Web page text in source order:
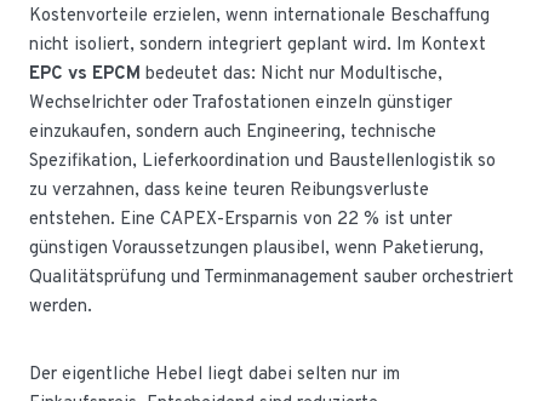
Kostenvorteile erzielen, wenn internationale Beschaffung
nicht isoliert, sondern integriert geplant wird. Im Kontext
EPC vs EPCM bedeutet das: Nicht nur Modultische,
Wechselrichter oder Trafostationen einzeln günstiger
einzukaufen, sondern auch Engineering, technische
Spezifikation, Lieferkoordination und Baustellenlogistik so
zu verzahnen, dass keine teuren Reibungsverluste
entstehen. Eine CAPEX-Ersparnis von 22 % ist unter
günstigen Voraussetzungen plausibel, wenn Paketierung,
Qualitätsprüfung und Terminmanagement sauber orchestriert
werden.
Der eigentliche Hebel liegt dabei selten nur im